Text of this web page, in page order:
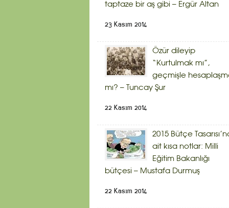
taptaze bir aş gibi – Ergür Altan
23 Kasım 2014
Özür dileyip
“Kurtulmak mı”,
geçmişle
mı? – Tuncay Şur
22 Kasım 2014
2015 Bütçe
ait kısa notlar: Milli
Eğitim Bakanlığı
bütçesi – Mustafa Durmuş
22 Kasım 2014